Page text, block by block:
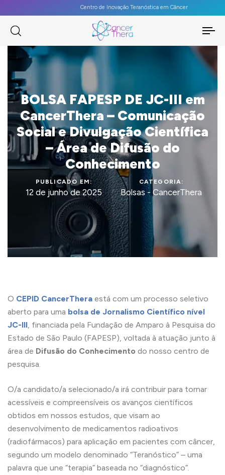
Centro de Inovação Teranóstica em Câncer
BOLSA FAPESP DE JC-III em
CancerThera – Comunicação
Social e Divulgação Científica
– Área de Difusão do
Conhecimento
PUBLICADO EM:
12 de junho de 2025
CATEGORIA:
Bolsas - CancerThera
O CEPID CancerThera está com um processo seletivo
aberto para uma bolsa de Jornalismo Científico nível
JC-III, financiada pela Fundação de Amparo à Pesquisa do
Estado de São Paulo (FAPESP), voltada à atuação junto à
área de Difusão do Conhecimento do nosso centro de
pesquisa.
O/a candidato/a selecionado/a irá contribuir para tornar
acessíveis e compreensíveis os avanços científicos
obtidos em nossos estudos, que visam ao
desenvolvimento de medicamentos radioativos
(radiofármacos) para aplicação em pacientes com câncer,
segundo um modelo denominado “Teranóstico” – uma
palavra que une “terapia” baseada no “diagnóstico”.